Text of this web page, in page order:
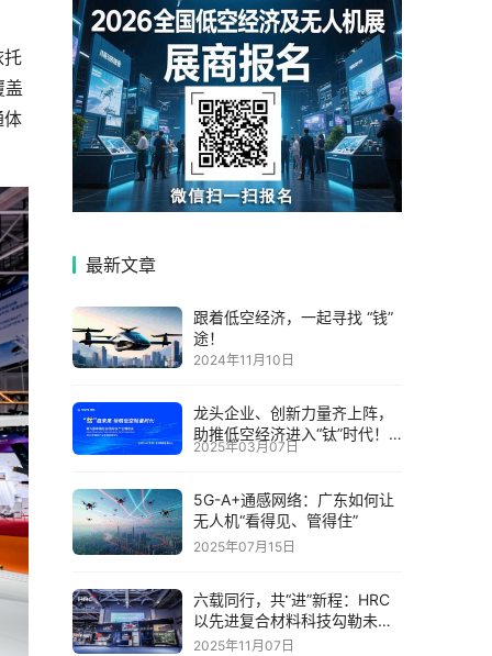
托
盖
体
最新文章
跟着低空经济，一起寻找 “钱”
途！
2024年11月10日
龙头企业、创新力量齐上阵，
助推低空经济进入“钛”时代！
第六届中国钛谷国际钛产业博
2025年03月07日
5G-A+通感网络：广东如何让
无人机“看得见、管得住”
2025年07月15日
六载同行，共“进”新程：HRC
以先进复合材料科技勾勒未来
出行新图景
2025年11月07日